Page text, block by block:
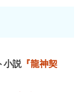
小説 『龍神契